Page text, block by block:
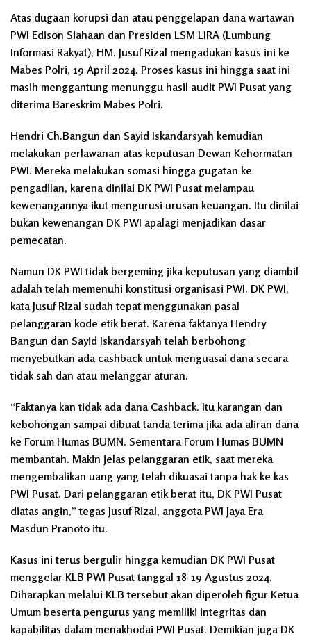
Atas dugaan korupsi dan atau penggelapan dana wartawan
PWI Edison Siahaan dan Presiden LSM LIRA (Lumbung
Informasi Rakyat), HM. Jusuf Rizal mengadukan kasus ini ke
Mabes Polri, 19 April 2024. Proses kasus ini hingga saat ini
masih menggantung menunggu hasil audit PWI Pusat yang
diterima Bareskrim Mabes Polri.
Hendri Ch.Bangun dan Sayid Iskandarsyah kemudian
melakukan perlawanan atas keputusan Dewan Kehormatan
PWI. Mereka melakukan somasi hingga gugatan ke
pengadilan, karena dinilai DK PWI Pusat melampau
kewenangannya ikut mengurusi urusan keuangan. Itu dinilai
bukan kewenangan DK PWI apalagi menjadikan dasar
pemecatan.
Namun DK PWI tidak bergeming jika keputusan yang diambil
adalah telah memenuhi konstitusi organisasi PWI. DK PWI,
kata Jusuf Rizal sudah tepat menggunakan pasal
pelanggaran kode etik berat. Karena faktanya Hendry
Bangun dan Sayid Iskandarsyah telah berbohong
menyebutkan ada cashback untuk menguasai dana secara
tidak sah dan atau melanggar aturan.
“Faktanya kan tidak ada dana Cashback. Itu karangan dan
kebohongan sampai dibuat tanda terima jika ada aliran dana
ke Forum Humas BUMN. Sementara Forum Humas BUMN
membantah. Makin jelas pelanggaran etik, saat mereka
mengembalikan uang yang telah dikuasai tanpa hak ke kas
PWI Pusat. Dari pelanggaran etik berat itu, DK PWI Pusat
diatas angin,” tegas Jusuf Rizal, anggota PWI Jaya Era
Masdun Pranoto itu.
Kasus ini terus bergulir hingga kemudian DK PWI Pusat
menggelar KLB PWI Pusat tanggal 18-19 Agustus 2024.
Diharapkan melalui KLB tersebut akan diperoleh figur Ketua
Umum beserta pengurus yang memiliki integritas dan
kapabilitas dalam menakhodai PWI Pusat. Demikian juga DK